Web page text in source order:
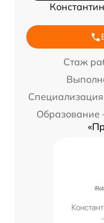
Стаж
Образование